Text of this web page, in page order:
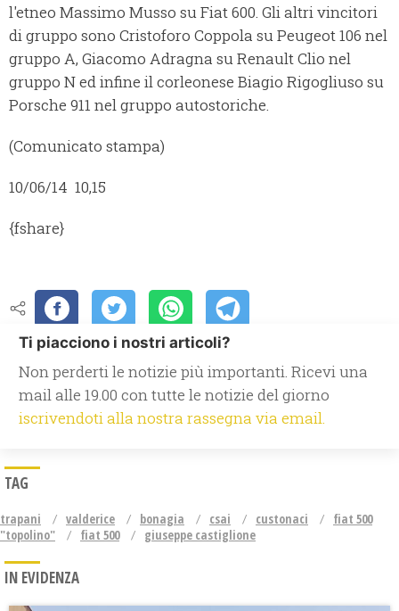
l'etneo Massimo Musso su Fiat 600. Gli altri vincitori
di gruppo sono Cristoforo Coppola su Peugeot 106 nel
gruppo A, Giacomo Adragna su Renault Clio nel
gruppo N ed infine il corleonese Biagio Rigogliuso su
Porsche 911 nel gruppo autostoriche.
(Comunicato stampa)
10/06/14 10,15
{fshare}
Ti piacciono i nostri articoli?
Non perderti le notizie più importanti. Ricevi una
mail alle 19.00 con tutte le notizie del giorno
iscrivendoti alla nostra rassegna via email.
TAG
trapani valderice bonagia csai custonaci
fiat 500
"topolino"
fiat 500 giuseppe castiglione
IN EVIDENZA